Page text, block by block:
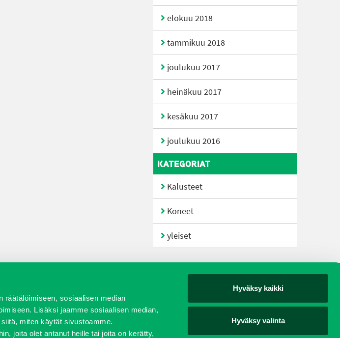
räätälöimiseen, sosiaalisen median
Lisäksi jaamme sosiaalisen median,
miten käytät sivustoamme.
joita olet antanut heille tai joita on kerätty,
Hyväksy kaikki
Hyväksy valinta
elokuu 2018
tammikuu 2018
joulukuu 2017
heinäkuu 2017
kesäkuu 2017
joulukuu 2016
KATEGORIAT
Kalusteet
Koneet
yleiset
JT Vuokrakone Jälleenmyyjät